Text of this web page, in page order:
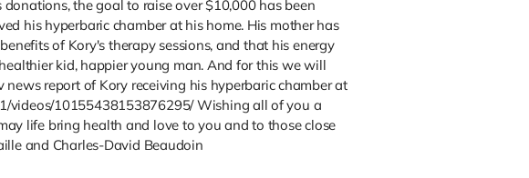
the goal to raise over $10,000 has been
his hyperbaric chamber at his home. His mother has
of Kory's therapy sessions, and that his energy
kid, happier young man. And for this we will
report of Kory receiving his hyperbaric chamber at
videos/10155438153876295/ Wishing all of you a
life bring health and love to you and to those close
and Charles-David Beaudoin